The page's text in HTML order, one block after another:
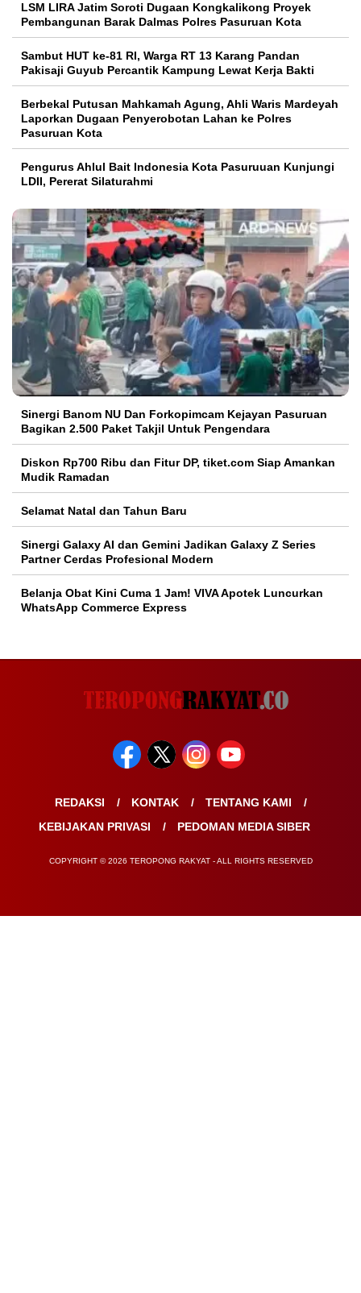
LSM LIRA Jatim Soroti Dugaan Kongkalikong Proyek
Pembangunan Barak Dalmas Polres Pasuruan Kota
Sambut HUT ke-81 RI, Warga RT 13 Karang Pandan
Pakisaji Guyub Percantik Kampung Lewat Kerja Bakti
Berbekal Putusan Mahkamah Agung, Ahli Waris Mardeyah
Laporkan Dugaan Penyerobotan Lahan ke Polres
Pasuruan Kota
Pengurus Ahlul Bait Indonesia Kota Pasuruuan Kunjungi
LDII, Pererat Silaturahmi
Sinergi Banom NU Dan Forkopimcam Kejayan Pasuruan
Bagikan 2.500 Paket Takjil Untuk Pengendara
Diskon Rp700 Ribu dan Fitur DP, tiket.com Siap Amankan
Mudik Ramadan
Selamat Natal dan Tahun Baru
Sinergi Galaxy AI dan Gemini Jadikan Galaxy Z Series
Partner Cerdas Profesional Modern
Belanja Obat Kini Cuma 1 Jam! VIVA Apotek Luncurkan
WhatsApp Commerce Express
REDAKSI KONTAK
TENTANG KAMI
KEBIJAKAN PRIVASI
PEDOMAN MEDIA SIBER
COPYRIGHT © 2026 TEROPONG RAKYAT - ALL RIGHTS RESERVED